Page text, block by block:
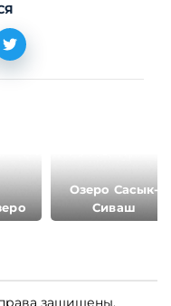
Озеро Сасык-
Сиваш
защищены.